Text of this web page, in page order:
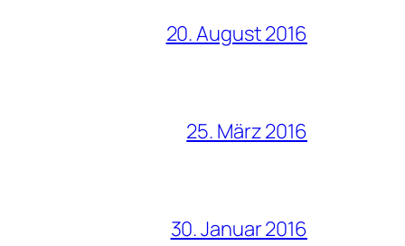
20. August 2016
25. März 2016
30. Januar 2016